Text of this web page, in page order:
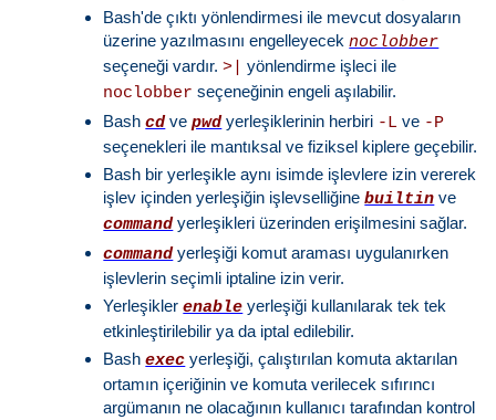
Bash'de çıktı yönlendirmesi ile mevcut dosyaların
üzerine yazılmasını engelleyeceknoclobber
seçeneği vardır.>|
yönlendirme işleci ile
noclobber seçeneğinin engeli aşılabilir.
Bashcdvepwdyerleşiklerinin herbiri -L ve -P
seçenekleri ile mantıksal ve fiziksel kiplere geçebilir.
Bash bir yerleşikle aynı isimde işlevlere izin vererek
işlev içinden yerleşiğin işlevselliğinebuiltin ve
commandyerleşikleri üzerinden erişilmesini sağlar.
commandyerleşiği komut araması uygulanırken
işlevlerin seçimli iptaline izin verir.
Yerleşiklerenable yerleşiği kullanılarak tek tek
etkinleştirilebilir ya da iptal edilebilir.
Bashexec yerleşiği, çalıştırılan komuta aktarılan
ortamın içeriğinin ve komuta verilecek sıfırıncı
argümanın ne olacağının kullanıcı tarafından kontrol